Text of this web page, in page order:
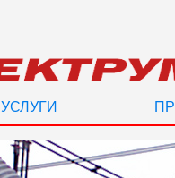
УСЛУГИ